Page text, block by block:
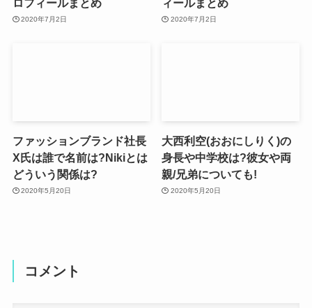
ロフィールまとめ
2020年7月2日
ィールまとめ
2020年7月2日
ファッションブランド社長
X氏は誰で名前は?Nikiとは
どういう関係は?
2020年5月20日
大西利空(おおにしりく)の
身長や中学校は?彼女や両
親/兄弟についても!
2020年5月20日
コメント